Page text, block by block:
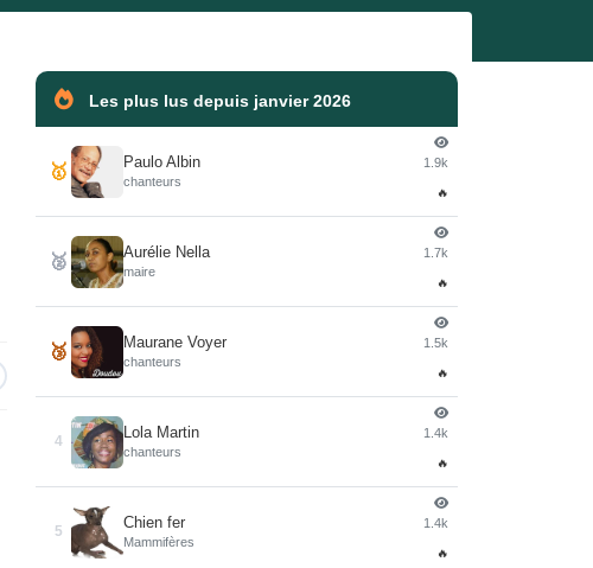
Les plus lus depuis janvier 2026
🥇 Paulo Albin
chanteurs
1.9k
🔥
🥈 Aurélie Nella
maire
1.7k
🔥
🥉 Maurane Voyer
chanteurs
1.5k
🔥
4
Lola Martin
chanteurs
1.4k
🔥
5
Chien fer
Mammifères
1.4k
🔥